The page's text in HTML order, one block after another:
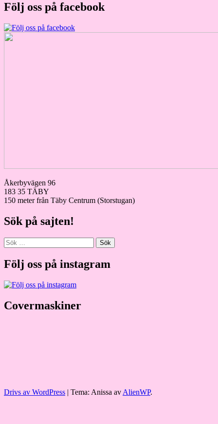
Följ oss på facebook
Åkerbyvägen 96
183 35 TÄBY
150 meter från Täby Centrum (Storstugan)
Sök på sajten!
Sök
efter:
Följ oss på instagram
Covermaskiner
Drivs av WordPress Tema: Anissa avAlienWP.